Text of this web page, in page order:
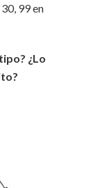
99 en
¿Lo